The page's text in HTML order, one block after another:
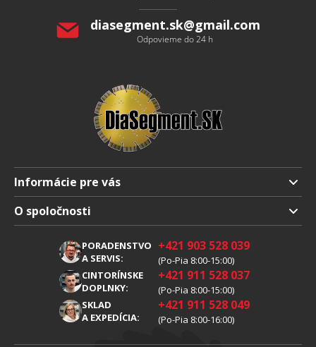
diasegment.sk@gmail.com
Odpovieme do 24 h
Informácie pre vás
Doprava a platba
Obchodné podmienky
Reklamácia
Spracovanie osobných údajov
O spoločnosti
PORADENSTVO
A SERVIS:
+421 903 528 039
(Po-Pia 8:00-15:00)
CINTORÍNSKE
DOPLNKY:
+421 911 528 037
(Po-Pia 8:00-15:00)
SKLAD
A EXPEDÍCIA:
+421 911 528 049
(Po-Pia 8:00-16:00)